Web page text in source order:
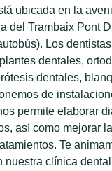
ubicada en la
del Trambaix Pont
Los
dentales,
dentales,
de
permite elaborar
así como mejorar
Te
nuestra clínica